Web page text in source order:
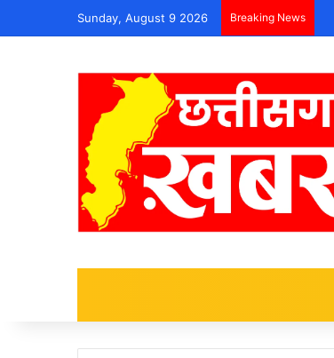
Sunday, August 9 2026 Breaking News